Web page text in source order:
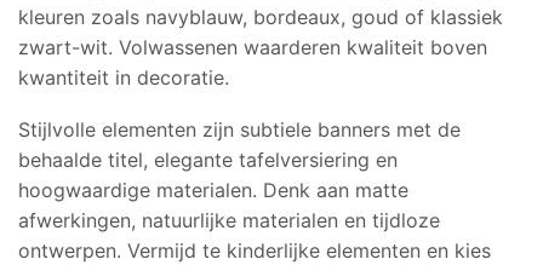
kleuren zoals navyblauw, bordeaux, goud of klassiek
zwart-wit. Volwassenen waarderen kwaliteit boven
kwantiteit in decoratie.
Stijlvolle elementen zijn subtiele banners met de
behaalde titel, elegante tafelversiering en
hoogwaardige materialen. Denk aan matte
afwerkingen, natuurlijke materialen en tijdloze
ontwerpen. Vermijd te kinderlijke elementen en kies